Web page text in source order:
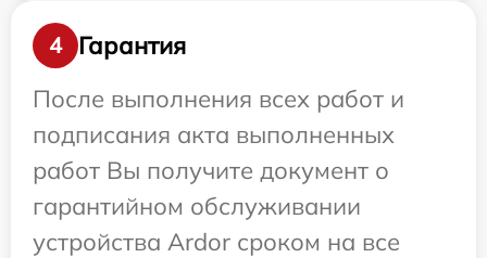
4
Гарантия
После выполнения всех работ и
подписания акта выполненных
работ Вы получите документ о
гарантийном обслуживании
устройства Ardor сроком на все